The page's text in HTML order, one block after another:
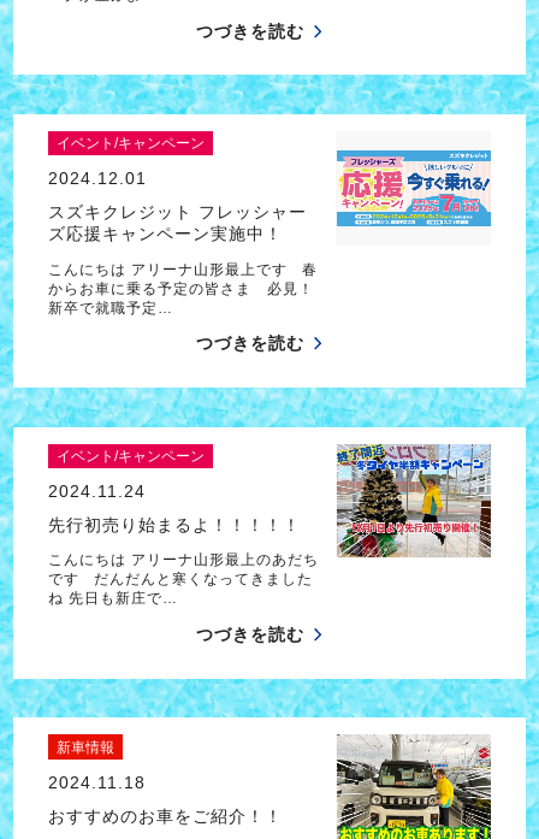
つづきを読む
イベント/キャンペーン
2024.12.01
スズキクレジット フレッシャー
ズ応援キャンペーン実施中！
こんにちは アリーナ山形最上です 春
からお車に乗る予定の皆さま 必見！
新卒で就職予定…
つづきを読む
イベント/キャンペーン
2024.11.24
先行初売り始まるよ！！！！！
こんにちは アリーナ山形最上のあだち
です だんだんと寒くなってきました
ね 先日も新庄で…
つづきを読む
新車情報
2024.11.18
おすすめのお車をご紹介！！